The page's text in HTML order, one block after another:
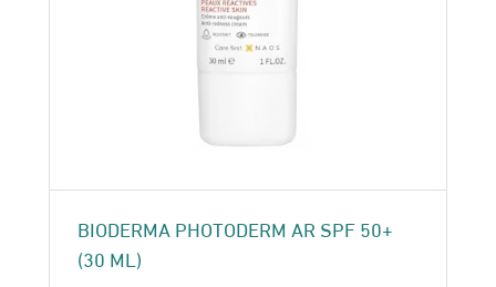
BIODERMA PHOTODERM AR SPF 50+
(30 ML)